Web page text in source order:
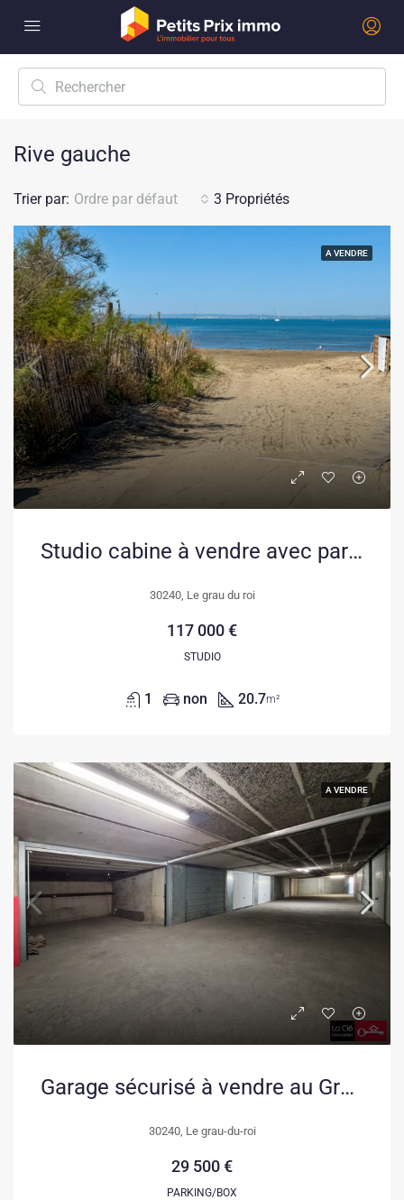
Rive gauche
3 Propriétés
Trier par: Ordre par défaut
A VENDRE
Studio cabine à vendre avec parking et terrasse proche mer au Grau-du-Roi
30240, Le grau du roi
117 000 €
STUDIO
1 non 20.7m²
A VENDRE
Garage sécurisé à vendre au Grau-du-Roi – Résidence Les Floralies 2
30240, Le grau-du-roi
29 500 €
PARKING/BOX